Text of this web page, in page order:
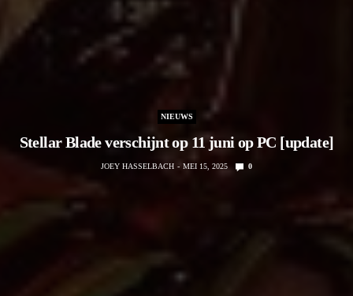
NIEUWS
Stellar Blade verschijnt op 11 juni op PC [update]
JOEY HASSELBACH MEI 15, 2025 0